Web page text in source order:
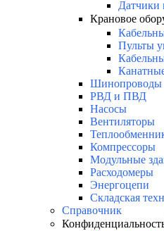
Датчики
Крановое
Пульты
Шинопроводы
РВД и ПВД
Насосы
Вентиляторы
Компрессоры
Модульные
Расходомеры
Энергоцепи
Складская
Справочник